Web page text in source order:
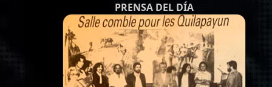
PRENSA DEL DÍA